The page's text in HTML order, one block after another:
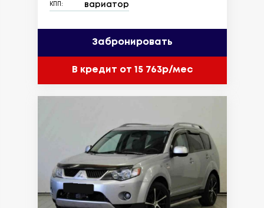
КПП: вариатор
Забронировать
В кредит от 15 763р/мес